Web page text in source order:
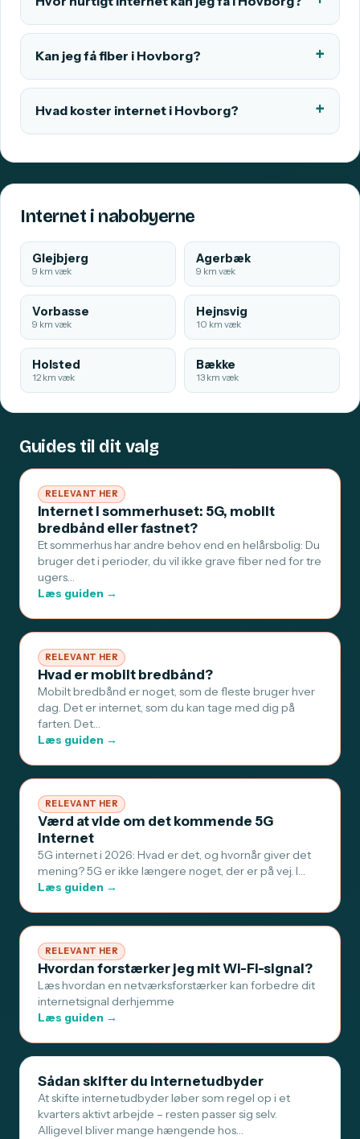
Kan jeg få fiber i Hovborg?
Hvad koster internet i Hovborg?
Internet i nabobyerne
Glejbjerg
9 km væk
Agerbæk
9 km væk
Vorbasse
9 km væk
Hejnsvig
10 km væk
Holsted
12 km væk
Bække
13 km væk
Guides til dit valg
RELEVANT HER
Internet i sommerhuset: 5G, mobilt
bredbånd eller fastnet?
Et sommerhus har andre behov end en helårsbolig: Du
bruger det i perioder, du vil ikke grave fiber ned for tre
ugers…
Læs guiden →
RELEVANT HER
Hvad er mobilt bredbånd?
Mobilt bredbånd er noget, som de fleste bruger hver
dag. Det er internet, som du kan tage med dig på
farten. Det…
Læs guiden →
RELEVANT HER
Værd at vide om det kommende 5G
internet
5G internet i 2026: Hvad er det, og hvornår giver det
mening? 5G er ikke længere noget, der er på vej. I…
Læs guiden →
RELEVANT HER
Hvordan forstærker jeg mit Wi-Fi-signal?
Læs hvordan en netværksforstærker kan forbedre dit
internetsignal derhjemme
Læs guiden →
Sådan skifter du internetudbyder
At skifte internetudbyder løber som regel op i et
kvarters aktivt arbejde – resten passer sig selv.
Alligevel bliver mange hængende hos…